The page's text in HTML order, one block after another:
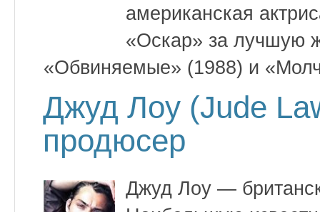
американская
«Оскар» за лучшую
«Обвиняемые» (1988) и
Джуд Лоу (Jude
продюсер
Джуд Лоу —